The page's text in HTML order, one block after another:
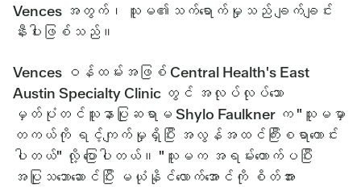
Vences အတွက်၊ သူမ၏သက်ရောက်မှုသည် ချက်ချင်း
နီးပါးဖြစ်သည်။
Vences ဝန်ထမ်းအဖြစ် Central Health's East
Austin Specialty Clinic တွင် အလုပ်လုပ်သော
မှတ်ပုံတင်သူနာပြုဆရာမ Shylo Faulkner က "သူမမှာ
တကယ်ကို ရင့်ကျက်မှုရှိပြီး အလွန်အထင်ကြီးစရာကောင်း
ပါတယ်" လို့ ပြောပါတယ်။ "သူမက အရမ်းတောက်ပပြီး
အပြုသဘောဆောင်ပြီး မယုံနိုင်လောက်အောင်ကို စိတ်အား